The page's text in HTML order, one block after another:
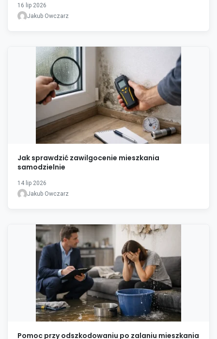
16 lip 2026
Jakub Owczarz
Jak sprawdzić zawilgocenie mieszkania
samodzielnie
14 lip 2026
Jakub Owczarz
Pomoc przy odszkodowaniu po zalaniu mieszkania